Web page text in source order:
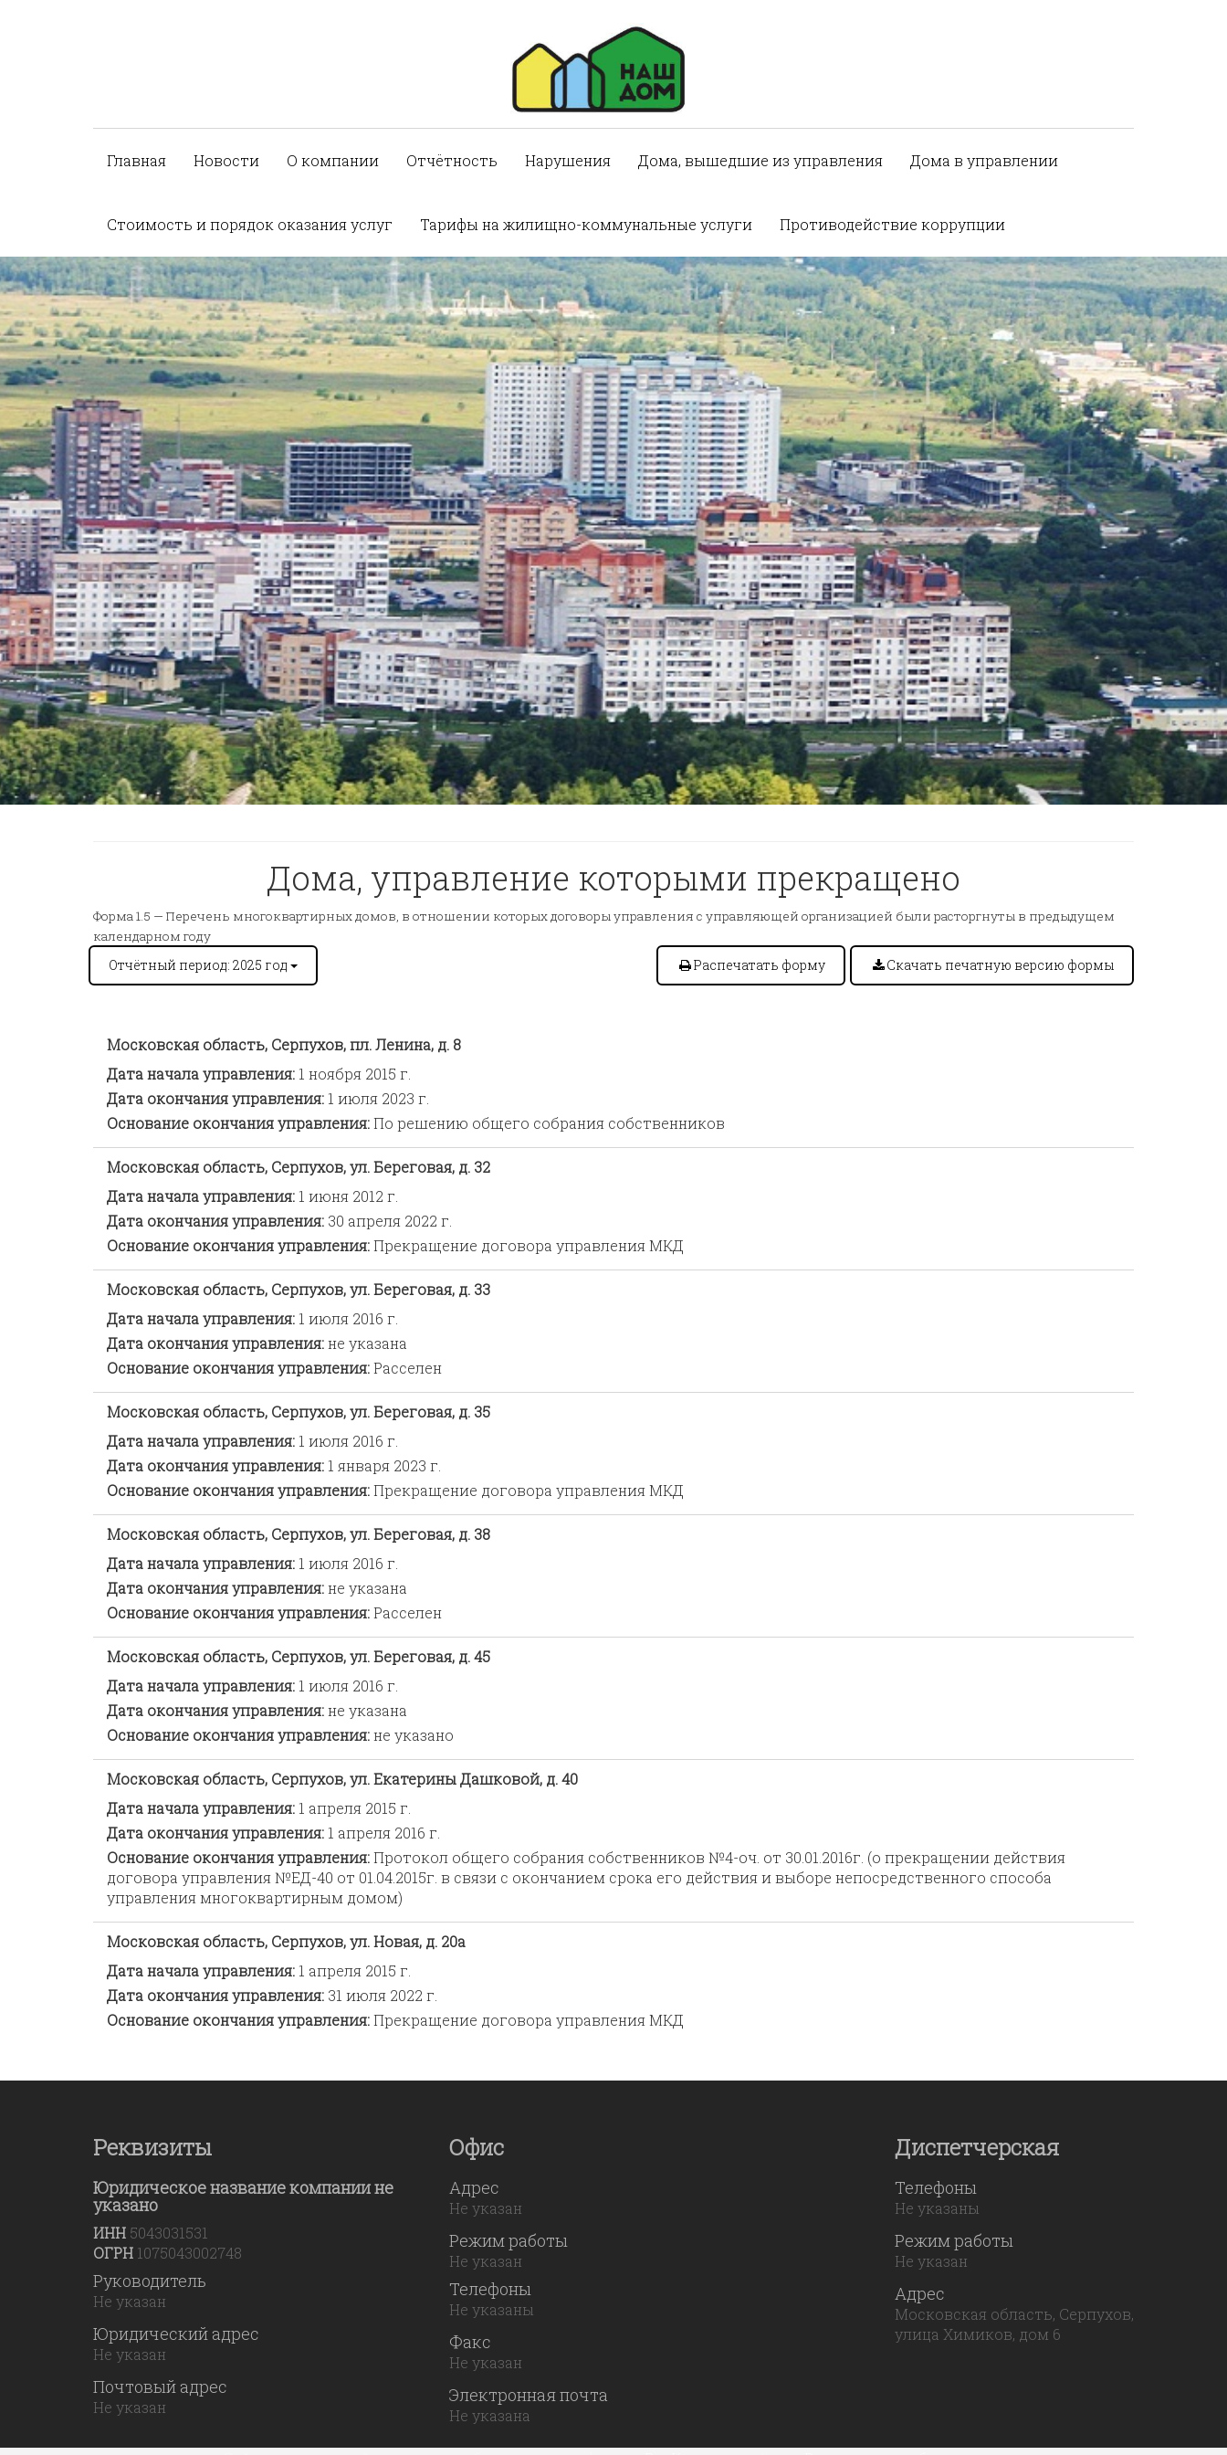
Главная Новости О компании Отчётность Нарушения Дома, вышедшие из управления Дома в управлении
Стоимость и порядок оказания услуг Тарифы на жилищно-коммунальные услуги Противодействие коррупции
Дома, управление которыми прекращено
Форма 1.5 — Перечень многоквартирных домов, в отношении которых договоры управления с управляющей организацией были расторгнуты в предыдущем
календарном году
Отчётный период: 2025 год Распечатать форму Скачать печатную версию формы
Московская область, Серпухов, пл. Ленина, д. 8
Дата начала управления: 1 ноября 2015 г.
Дата окончания управления: 1 июля 2023 г.
Основание окончания управления:По решению общего собрания собственников
Московская область, Серпухов, ул. Береговая, д. 32
Дата начала управления: 1 июня 2012 г.
Дата окончания управления: 30 апреля 2022 г.
Основание окончания управления:Прекращение договора управления МКД
Московская область, Серпухов, ул. Береговая, д. 33
Дата начала управления: 1 июля 2016 г.
Дата окончания управления:не указана
Основание окончания управления:Расселен
Московская область, Серпухов, ул. Береговая, д. 35
Дата начала управления: 1 июля 2016 г.
Дата окончания управления: 1 января 2023 г.
Основание окончания управления:Прекращение договора управления МКД
Московская область, Серпухов, ул. Береговая, д. 38
Дата начала управления: 1 июля 2016 г.
Дата окончания управления:не указана
Основание окончания управления:Расселен
Московская область, Серпухов, ул. Береговая, д. 45
Дата начала управления: 1 июля 2016 г.
Дата окончания управления:не указана
Основание окончания управления:не указано
Московская область, Серпухов, ул. Екатерины Дашковой, д. 40
Дата начала управления: 1 апреля 2015 г.
Дата окончания управления: 1 апреля 2016 г.
Основание окончания управления:Протокол общего собрания собственников №4-оч. от 30.01.2016г. (о прекращении действия
договора управления №ЕД-40 от 01.04.2015г. в связи с окончанием срока его действия и выборе непосредственного способа
управления многоквартирным домом)
Московская область, Серпухов, ул. Новая, д. 20а
Дата начала управления: 1 апреля 2015 г.
Дата окончания управления: 31 июля 2022 г.
Основание окончания управления:Прекращение договора управления МКД
Реквизиты
Юридическое название компании не
указано
ИНН 5043031531
ОГРН 1075043002748
Руководитель
Не указан
Юридический адрес
Не указан
Почтовый адрес
Не указан
Офис
Адрес
Не указан
Режим работы
Не указан
Телефоны
Не указаны
Факс
Не указан
Электронная почта
Не указана
Диспетчерская
Телефоны
Не указаны
Режим работы
Не указан
Адрес
Московская область, Серпухов,
улица Химиков, дом 6